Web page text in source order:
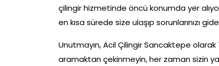
çilingir hizmetinde öncü konumda yer
en kısa sürede size ulaşıp sorunlarınızı
Unutmayın, Acil Çilingir Sancaktepe
aramaktan çekinmeyin, her zaman sizin